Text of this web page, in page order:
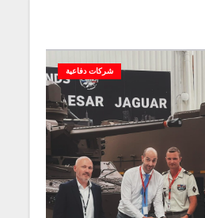
شركات دفاعية